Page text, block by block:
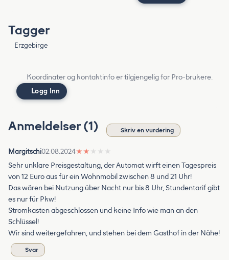
Tagger
Erzgebirge
Koordinater og kontaktinfo er tilgjengelig for Pro-brukere.
Logg Inn
Anmeldelser (1) Skriv en vurdering
Margitschi02.08.2024★ ★ ★ ★ ★
Sehr unklare Preisgestaltung, der Automat wirft einen Tagespreis
von 12 Euro aus für ein Wohnmobil zwischen 8 und 21 Uhr!
Das wären bei Nutzung über Nacht nur bis 8 Uhr, Stundentarif gibt
es nur für Pkw!
Stromkasten abgeschlossen und keine Info wie man an den
Schlüssel!
Wir sind weitergefahren, und stehen bei dem Gasthof in der Nähe!
Svar